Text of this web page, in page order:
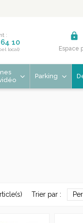
:
10
local)
lock
Espace
Parking
Trier par :